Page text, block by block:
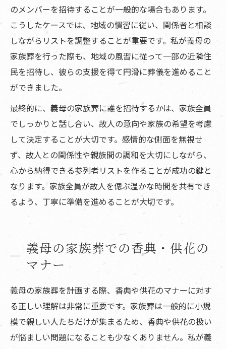
のメンバーを招待することが一般的な場合もあります。
こうしたケースでは、地域の慣習に従い、関係者と相談
しながらリストを調整することが重要です。私が義母の
家族葬を行った際も、地域の風習に従って一部の近隣住
民を招待し、彼らの支援を得て円滑に葬儀を進めること
ができました。
最終的に、義母の家族葬に誰を招待するかは、家族全員
でしっかりと話し合い、故人の意向や家族の希望を考慮
して決定することが大切です。感情的な側面を無視せ
ず、故人との関係性や親族間の調和を大切にしながら、
心から納得できる参列者リストを作ることが成功の鍵と
なります。家族全員が故人を偲ぶ温かな時間を共有でき
るよう、丁寧に準備を進めることが大切です。
義母の家族葬での香典・供花の
マナー
義母の家族葬を計画する際、香典や供花のマナーに対す
る正しい理解は非常に重要です。家族葬は一般的に小規
模で親しい人たちだけが集まるため、香典や供花の扱い
が悩ましい問題になることも少なくありません。私が義